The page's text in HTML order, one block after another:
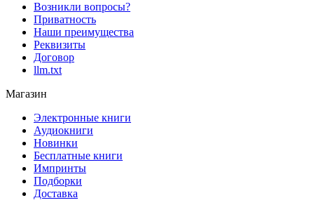
Возникли вопросы?
Приватность
Наши преимущества
Реквизиты
Договор
llm.txt
Магазин
Электронные книги
Аудиокниги
Новинки
Бесплатные книги
Импринты
Подборки
Доставка